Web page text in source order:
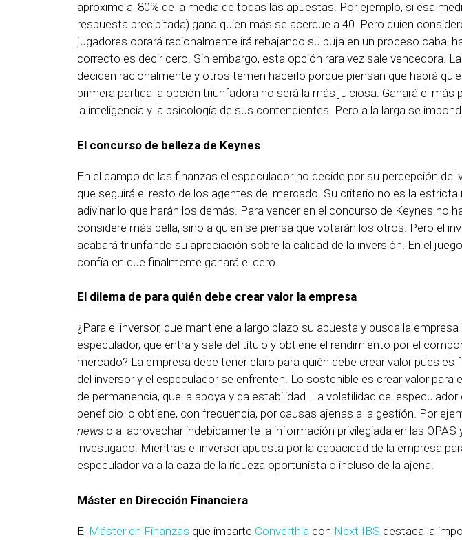
aproxime al 80% de la media de todas las apuestas. Por ejemplo, si esa
respuesta precipitada) gana quien más se acerque a 40. Pero quien
jugadores obrará racionalmente irá rebajando su puja en un proceso cabal
correcto es decir cero. Sin embargo, esta opción rara vez sale vencedora.
deciden racionalmente y otros temen hacerlo porque piensan que habrá
primera partida la opción triunfadora no será la más juiciosa. Ganará el más
la inteligencia y la psicología de sus contendientes. Pero a la larga se
El concurso de belleza de Keynes
En el campo de las finanzas el especulador no decide por su percepción del
que seguirá el resto de los agentes del mercado. Su criterio no es la estricta
adivinar lo que harán los demás. Para vencer en el concurso de Keynes no
considere más bella, sino a quien se piensa que votarán los otros. Pero el
acabará triunfando su apreciación sobre la calidad de la inversión. En el
confía en que finalmente ganará el cero.
El dilema de para quién debe crear valor la empresa
¿Para el inversor, que mantiene a largo plazo su apuesta y busca la
especulador, que entra y sale del título y obtiene el rendimiento por el
mercado? La empresa debe tener claro para quién debe crear valor pues
del inversor y el especulador se enfrenten. Lo sostenible es crear valor para
de permanencia, que la apoya y da estabilidad. La volatilidad del
beneficio lo obtiene, con frecuencia, por causas ajenas a la gestión. Por
news o al aprovechar indebidamente la información privilegiada en las
investigado. Mientras el inversor apuesta por la capacidad de la empresa
especulador va a la caza de la riqueza oportunista o incluso de la ajena.
Máster en Dirección Financiera
El Máster en Finanzas que imparte Converthia con Next IBS destaca la